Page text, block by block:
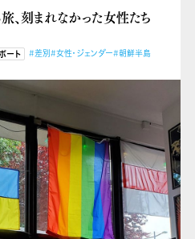
、刻まれなかった女性たち
ート #差別#女性・ジェンダー#朝鮮半島